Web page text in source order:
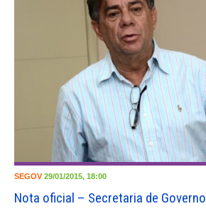
SEGOV29/01/2015, 18:00
Nota oficial – Secretaria de Governo